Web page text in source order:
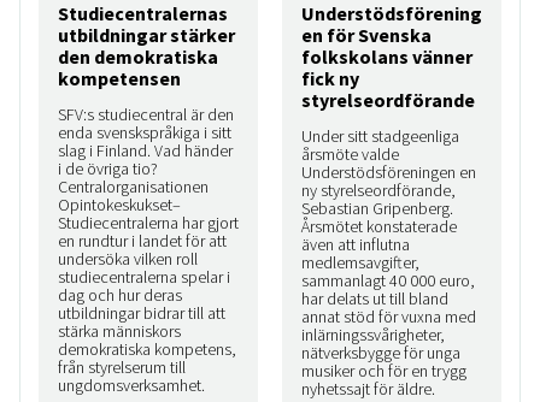
Studiecentralernas
utbildningar stärker
den demokratiska
kompetensen
SFV:s studiecentral är den
enda svenskspråkiga i sitt
slag i Finland. Vad händer
i de övriga tio?
Centralorganisationen
Opintokeskukset–
Studiecentralerna har gjort
en rundtur i landet för att
undersöka vilken roll
studiecentralerna spelar i
dag och hur deras
utbildningar bidrar till att
stärka människors
demokratiska kompetens,
från styrelserum till
ungdomsverksamhet.
Understödsförening
en för Svenska
folkskolans vänner
fick ny
styrelseordförande
Under sitt stadgeenliga
årsmöte valde
Understödsföreningen en
ny styrelseordförande,
Sebastian Gripenberg.
Årsmötet konstaterade
även att influtna
medlemsavgifter,
sammanlagt 40 000 euro,
har delats ut till bland
annat stöd för vuxna med
inlärningssvårigheter,
nätverksbygge för unga
musiker och för en trygg
nyhetssajt för äldre.